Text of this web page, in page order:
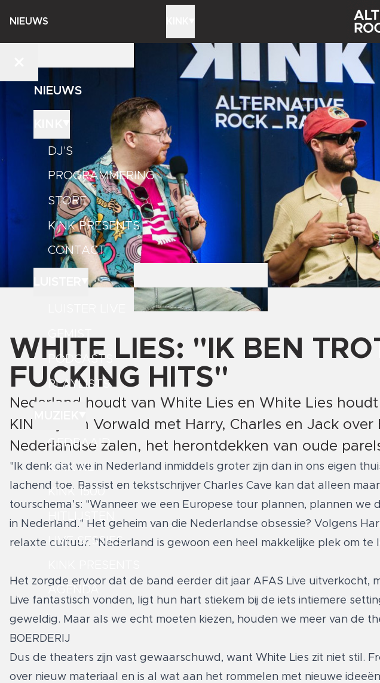
NIEUWS
NIEUWS
DJ'S
PROGRAMMERING
STORE
KINK PRESENTS
CONTACT
PODCASTS
PLAYLISTS
GEDRAAID
KINK XL
KINK 1500
LIVE SESSIES
AGENDA
WHITE LIES: "IK BEN
FUCKING HITS"
Nederland houdt van White Lies en White Lies
KINK-dj Jim Vorwald met Harry, Charles en Jack
Nederlandse zalen, het herontdekken van oude
"Ik denk dat we in Nederland inmiddels groter zijn dan in ons eigen
lachend toe. Bassist en tekstschrijver Charles Cave kan dat alleen
tourschema’s: "Wanneer we een Europese tour plannen, plannen
in Nederland." Het geheim van die Nederlandse obsessie? Volgens
relaxte cultuur. "Nederland is gewoon een heel makkelijke plek om te
Het zorgde ervoor dat de band eerder dit jaar AFAS Live uitverkocht,
Live fantastisch vonden, ligt hun hart stiekem bij de iets intiemere
geweldig. Maar als we echt moeten kiezen, houden we meer van de
BOERDERIJ
Dus de theaters zijn vast gewaarschuwd, want White Lies zit niet stil.
over nieuw materiaal en is al wat aan het rommelen met nieuwe